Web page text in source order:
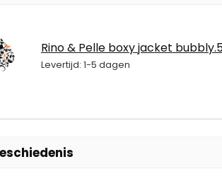
Rino & Pelle boxy jacket
Levertijd: 1-5 dagen